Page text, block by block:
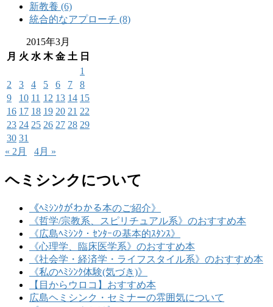
新教養 (6)
統合的なアプローチ (8)
2015年3月
月 火 水 木 金 土 日
1
2
3 4 5 6 7
8
9
10 11 12 13 14 15
16 17 18 19 20 21 22
23 24 25 26 27 28 29
30 31
« 2月
4月 »
ヘミシンクについて
《ﾍﾐｼﾝｸがわかる本のご紹介》
《哲学/宗教系、スピリチュアル系》のおすすめ本
《広島ﾍﾐｼﾝｸ・ｾﾝﾀｰの基本的ｽﾀﾝｽ》
《心理学、臨床医学系》のおすすめ本
《社会学・経済学・ライフスタイル系》のおすすめ本
《私のﾍﾐｼﾝｸ体験(気づき)》
【目からウロコ】おすすめ本
広島ヘミシンク・セミナーの雰囲気について